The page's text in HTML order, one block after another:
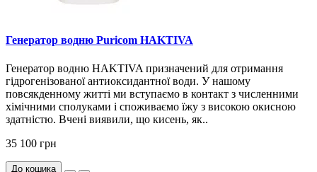
Генератор водню Puricom HAKTIVA
Генератор водню HAKTIVA призначений для отримання
гідрогенізованої антиоксидантної води. У нашому
повсякденному житті ми вступаємо в контакт з численними
хімічними сполуками і споживаємо їжу з високою окисною
здатністю. Вчені виявили, що кисень, як..
35 100 грн
До кошика